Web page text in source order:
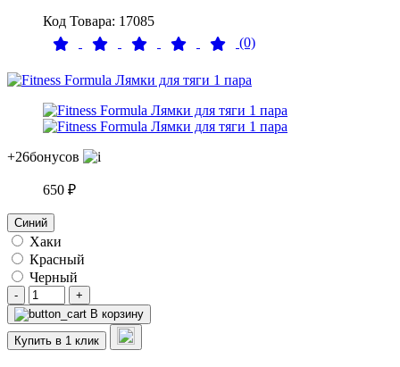
Код Товара: 17085
(0)
+26бонусов
650 ₽
Синий
Хаки
Красный
Черный
-
+
В корзину
Купить в 1 клик